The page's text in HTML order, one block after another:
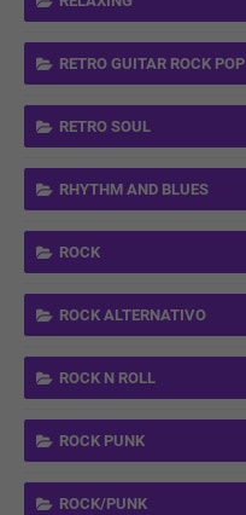
RETRO GUITAR ROCK POP
RETRO SOUL
RHYTHM AND BLUES
ROCK
ROCK ALTERNATIVO
ROCK N ROLL
ROCK PUNK
ROCK/PUNK